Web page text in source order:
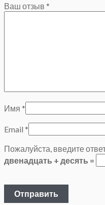
Ваш отзыв *
Имя *
Email *
Пожалуйста, введите
двенадцать + десять =